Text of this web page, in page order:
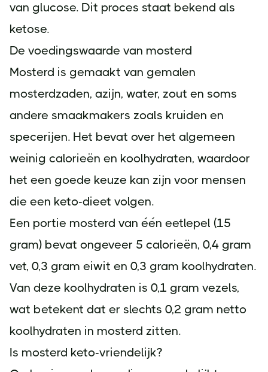
van glucose. Dit proces staat bekend als
ketose.
De voedingswaarde van mosterd
Mosterd is gemaakt van gemalen
mosterdzaden, azijn, water, zout en soms
andere smaakmakers zoals kruiden en
specerijen. Het bevat over het algemeen
weinig calorieën en koolhydraten, waardoor
het een goede keuze kan zijn voor mensen
die een keto-dieet volgen.
Een portie mosterd van één eetlepel (15
gram) bevat ongeveer 5 calorieën, 0,4 gram
vet, 0,3 gram eiwit en 0,3 gram koolhydraten.
Van deze koolhydraten is 0,1 gram vezels,
wat betekent dat er slechts 0,2 gram netto
koolhydraten in mosterd zitten.
Is mosterd keto-vriendelijk?